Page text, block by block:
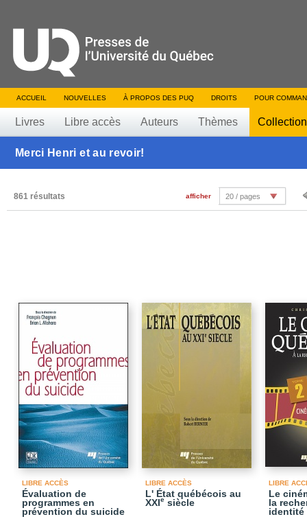
ACCUEIL NOUVELLES À PROPOS DES PUQ DROITS POUR
Livres Libre accès Auteurs Thèmes
Merci Henri et au revoir!
861 résultats afficher 20 / pages
LIBRE ACCÈS
Évaluation de
programmes en
prévention du suicide
LIBRE ACCÈS
L' État québécois au
XXIe siècle
LIBRE
Le
la
identité